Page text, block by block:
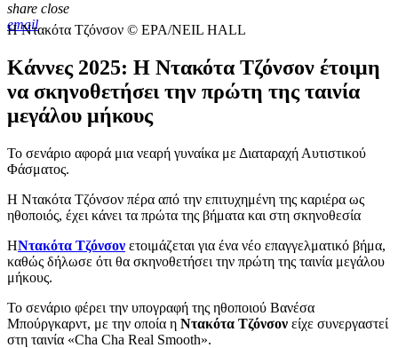
share close
email
Η Ντακότα Τζόνσον © EPA/NEIL HALL
Κάννες 2025: Η Ντακότα Τζόνσον έτοιμη
να σκηνοθετήσει την πρώτη της ταινία
μεγάλου μήκους
Το σενάριο αφορά μια νεαρή γυναίκα με Διαταραχή Αυτιστικού
Φάσματος.
Η Ντακότα Τζόνσον πέρα από την επιτυχημένη της καριέρα ως
ηθοποιός, έχει κάνει τα πρώτα της βήματα και στη σκηνοθεσία
ΗΝτακότα Τζόνσον ετοιμάζεται για ένα νέο επαγγελματικό βήμα,
καθώς δήλωσε ότι θα σκηνοθετήσει την πρώτη της ταινία μεγάλου
μήκους.
Το σενάριο φέρει την υπογραφή της ηθοποιού Βανέσα
Μπούργκαρντ, με την οποία η Ντακότα Τζόνσον είχε συνεργαστεί
στη ταινία «Cha Cha Real Smooth».